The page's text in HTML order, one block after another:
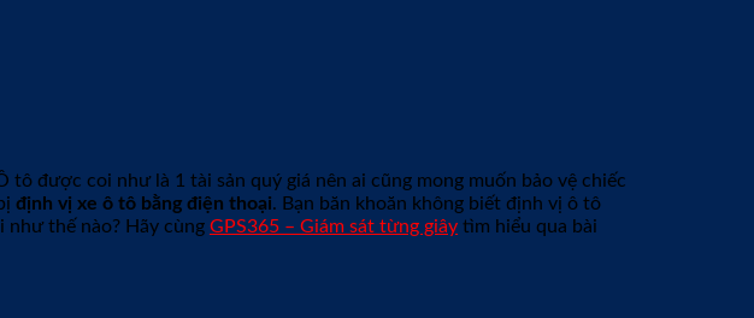
được coi như là 1 tài sản quý giá nên ai cũng mong muốn bảo vệ chiếc
định vị xe ô tô bằng điện thoại. Bạn băn khoăn không biết định vị ô tô
như thế nào? Hãy cùng GPS365 – Giám sát từng giây tìm hiểu qua bài